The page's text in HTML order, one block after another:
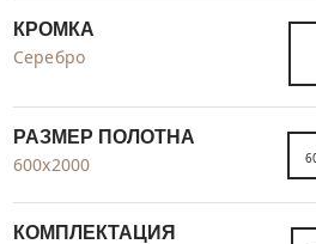
КРОМКА
Серебро
РАЗМЕР ПОЛОТНА
600x2000
КОМПЛЕКТАЦИЯ